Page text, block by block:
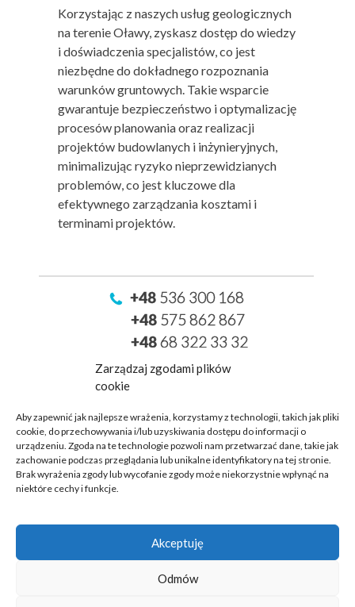
Zarządzaj zgodami plików
cookie
Aby zapewnić jak najlepsze wrażenia, korzystamy z technologii, takich jak pliki
cookie, do przechowywania i/lub uzyskiwania dostępu do informacji o
urządzeniu. Zgoda na te technologie pozwoli nam przetwarzać dane, takie jak
zachowanie podczas przeglądania lub unikalne identyfikatory na tej stronie.
Brak wyrażenia zgody lub wycofanie zgody może niekorzystnie wpłynąć na
niektóre cechy i funkcje.
Akceptuję
Odmów
Korzystając z naszych usług geologicznych
na terenie Oławy, zyskasz dostęp do wiedzy
i doświadczenia specjalistów, co jest
niezbędne do dokładnego rozpoznania
warunków gruntowych. Takie wsparcie
gwarantuje bezpieczeństwo i optymalizację
procesów planowania oraz realizacji
projektów budowlanych i inżynieryjnych,
minimalizując ryzyko nieprzewidzianych
problemów, co jest kluczowe dla
efektywnego zarządzania kosztami i
terminami projektów.
+48536 300 168
+48575 862 867
+4868 322 33 32
geolog@lab-bud.com
GEOLOG
ul. Drzonków - Cisowa 7
66-004 Zielona Góra